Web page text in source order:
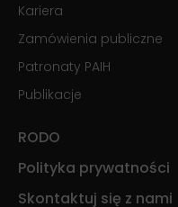
Kariera
Zamówienia publiczne
Patronaty PAIH
Publikacje
RODO
Polityka prywatności
Skontaktuj się z nami